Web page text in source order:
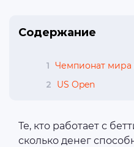
Содержание
1 Чемпионат мира
2
US Open
Те, кто работает с
сколько денег